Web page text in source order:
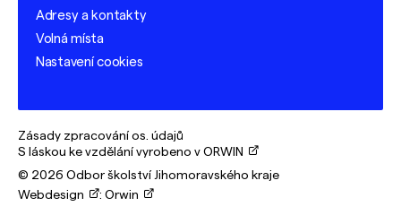
Adresy a kontakty
Volná místa
Nastavení cookies
Zásady zpracování os. údajů
S láskou ke vzdělání vyrobeno v ORWIN
© 2026 Odbor školství Jihomoravského kraje
Webdesign
: Orwin